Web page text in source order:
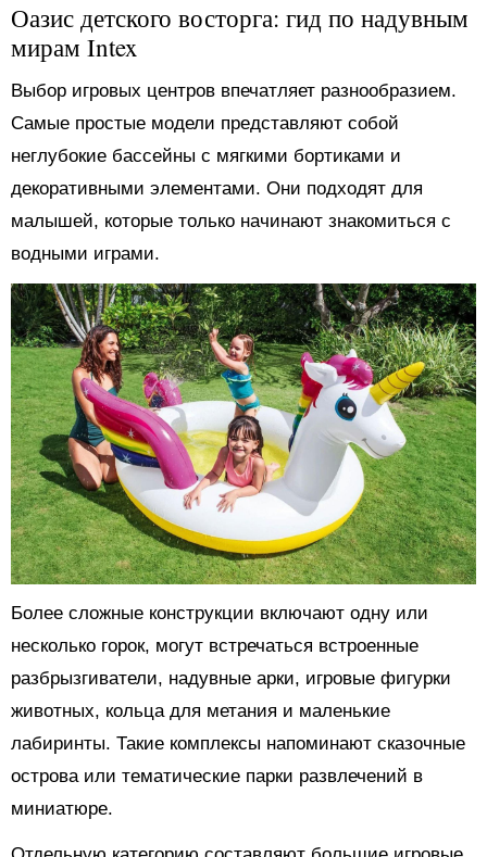
Оазис детского восторга: гид по надувным
мирам Intex
Выбор игровых центров впечатляет разнообразием.
Самые простые модели представляют собой
неглубокие бассейны с мягкими бортиками и
декоративными элементами. Они подходят для
малышей, которые только начинают знакомиться с
водными играми.
Более сложные конструкции включают одну или
несколько горок, могут встречаться встроенные
разбрызгиватели, надувные арки, игровые фигурки
животных, кольца для метания и маленькие
лабиринты. Такие комплексы напоминают сказочные
острова или тематические парки развлечений в
миниатюре.